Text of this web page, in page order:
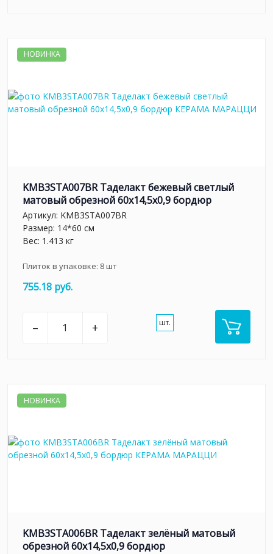
НОВИНКА
KMB3STA007BR Таделакт бежевый светлый
матовый обрезной 60x14,5x0,9 бордюр
Артикул: KMB3STA007BR
Размер: 14*60 см
Вес: 1.413 кг
Плиток в упаковке: 8шт
755.18 руб.
– + шт.
НОВИНКА
KMB3STA006BR Таделакт зелёный матовый
обрезной 60x14,5x0,9 бордюр